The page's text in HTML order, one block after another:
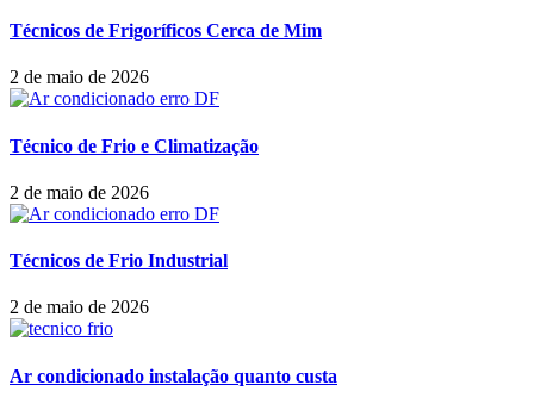
Técnicos de Frigoríficos Cerca de Mim
2 de maio de 2026
Técnico de Frio e Climatização
2 de maio de 2026
Técnicos de Frio Industrial
2 de maio de 2026
Ar condicionado instalação quanto custa